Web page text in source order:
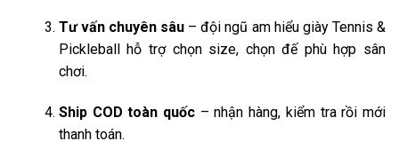
Tư vấn chuyên sâu – đội ngũ am hiểu giày Tennis &
Pickleball hỗ trợ chọn size, chọn đế phù hợp sân
chơi.
Ship COD toàn quốc– nhận hàng, kiểm tra rồi mới
thanh toán.